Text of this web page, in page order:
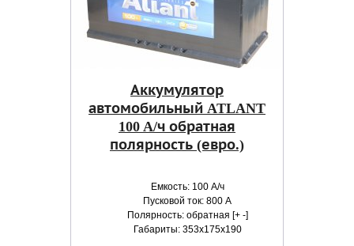
Аккумулятор
автомобильный ATLANT
100 A/ч обратная
полярность (евро.)
Емкость: 100 А/ч
Пусковой ток: 800 А
Полярность: обратная [+ -]
Габариты: 353x175x190